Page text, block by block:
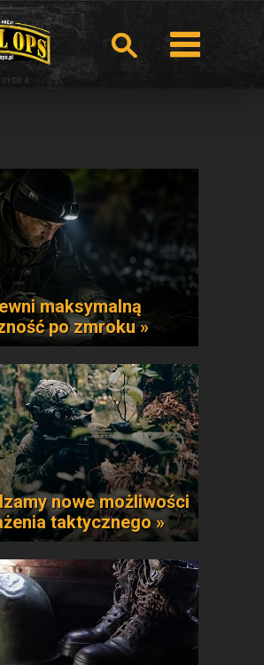
maksymalną
po zmroku »
nowe możliwości
taktycznego »